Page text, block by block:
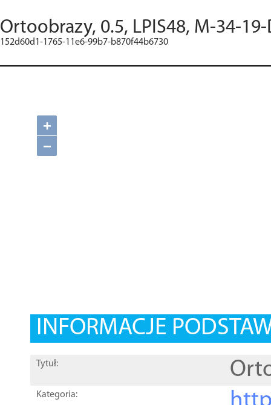
Ortoobrazy, 0.5, LPIS48, M-34-
152d60d1-1765-11e6-99b7-b870f44b6730
+
−
INFORMACJE
Tytuł:
Kategoria: